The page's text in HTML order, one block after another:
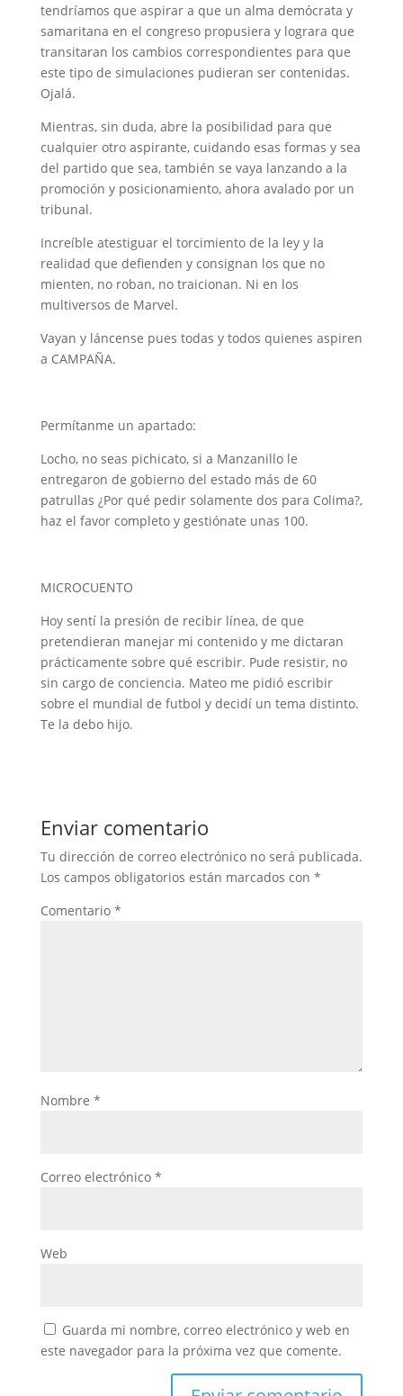
tendríamos que aspirar a que un alma demócrata y
samaritana en el congreso propusiera y lograra que
transitaran los cambios correspondientes para que
este tipo de simulaciones pudieran ser contenidas.
Ojalá.
Mientras, sin duda, abre la posibilidad para que
cualquier otro aspirante, cuidando esas formas y sea
del partido que sea, también se vaya lanzando a la
promoción y posicionamiento, ahora avalado por un
tribunal.
Increíble atestiguar el torcimiento de la ley y la
realidad que defienden y consignan los que no
mienten, no roban, no traicionan. Ni en los
multiversos de Marvel.
Vayan y láncense pues todas y todos quienes aspiren
a CAMPAÑA.
Permítanme un apartado:
Locho, no seas pichicato, si a Manzanillo le
entregaron de gobierno del estado más de 60
patrullas ¿Por qué pedir solamente dos para Colima?,
haz el favor completo y gestiónate unas 100.
MICROCUENTO
Hoy sentí la presión de recibir línea, de que
pretendieran manejar mi contenido y me dictaran
prácticamente sobre qué escribir. Pude resistir, no
sin cargo de conciencia. Mateo me pidió escribir
sobre el mundial de futbol y decidí un tema distinto.
Te la debo hijo.
Enviar comentario
Tu dirección de correo electrónico no será publicada.
Los campos obligatorios están marcados con *
Comentario *
Nombre *
Correo electrónico *
Web
Guarda mi nombre, correo electrónico y web en
este navegador para la próxima vez que comente.